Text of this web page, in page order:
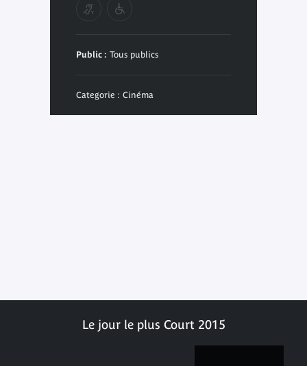
Public : Tous publics
Categorie : Cinéma
Le jour le plus Court 2015